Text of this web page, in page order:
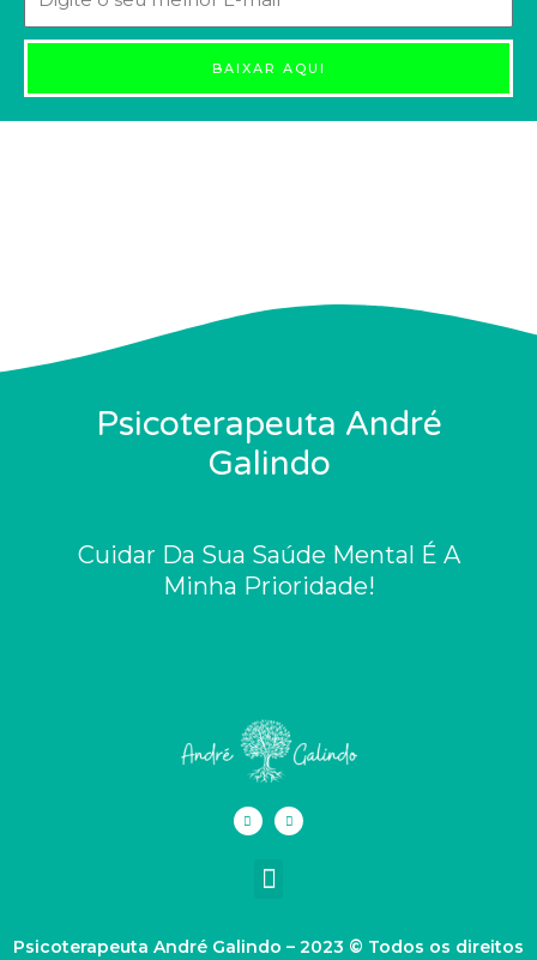
BAIXAR AQUI
Psicoterapeuta André
Galindo
Cuidar Da Sua Saúde Mental É A
Minha Prioridade!
I
n
s
Y
o
u
Menu
Psicoterapeuta André Galindo – 2023 © Todos os direitos